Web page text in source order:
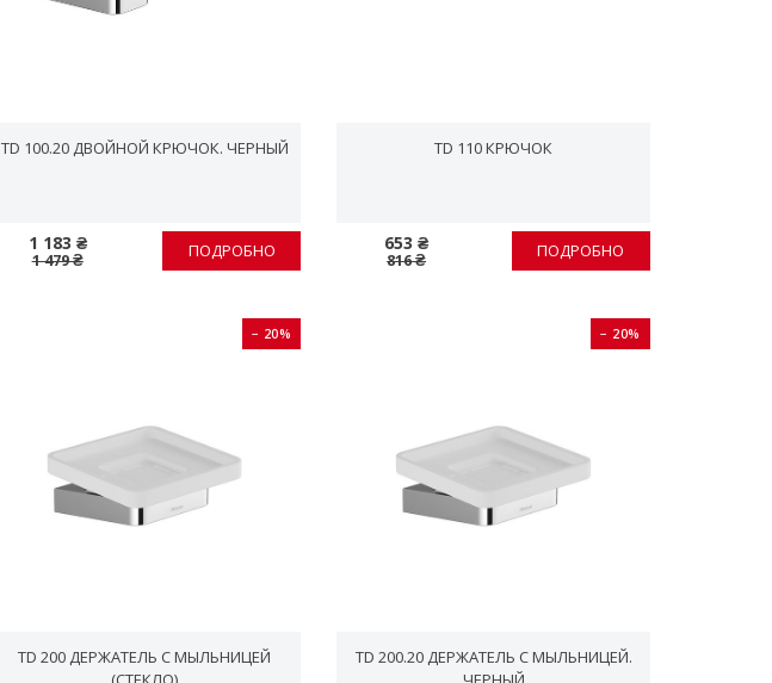
TD 100.20 ДВОЙНОЙ КРЮЧОК. ЧЕРНЫЙ
1 183 ₴
1 479 ₴ ПОДРОБНО
TD 110 КРЮЧОК
653 ₴
816 ₴ ПОДРОБНО
− 20%
TD 200 ДЕРЖАТЕЛЬ С МЫЛЬНИЦЕЙ
− 20%
TD 200.20 ДЕРЖАТЕЛЬ С МЫЛЬНИЦЕЙ.